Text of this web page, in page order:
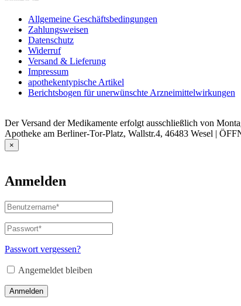
Allgemeine Geschäftsbedingungen
Zahlungsweisen
Datenschutz
Widerruf
Versand & Lieferung
Impressum
apothekentypische Artikel
Berichtsbogen für unerwünschte Arzneimittelwirkungen
Der Versand der Medikamente erfolgt ausschließlich von
Apotheke am Berliner-Tor-Platz, Wallstr.4, 46483 Wesel |
×
Anmelden
Benutzername
oder
E-
Mail-
Adresse*
Passwort*
Erforderlich
Passwort vergessen?
Angemeldet bleiben
Anmelden